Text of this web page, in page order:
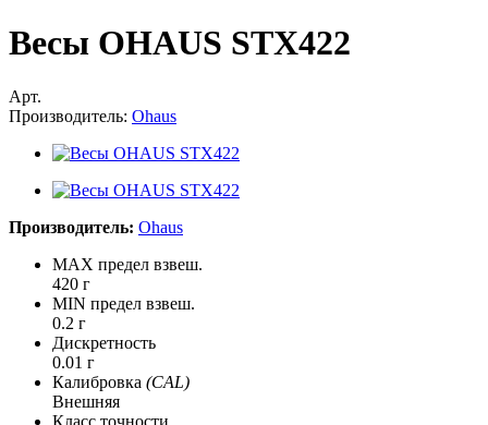
Весы OHAUS STX422
Арт.
Производитель: Ohaus
Производитель: Ohaus
MAX предел взвеш.
420 г
MIN предел взвеш.
0.2 г
Дискретность
0.01 г
Калибровка (CAL)
Внешняя
Класс точности